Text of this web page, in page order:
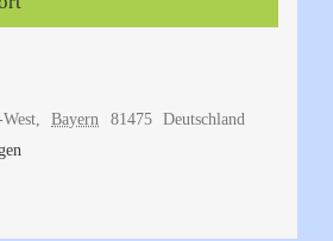
, Bayern 81475
Deutschland